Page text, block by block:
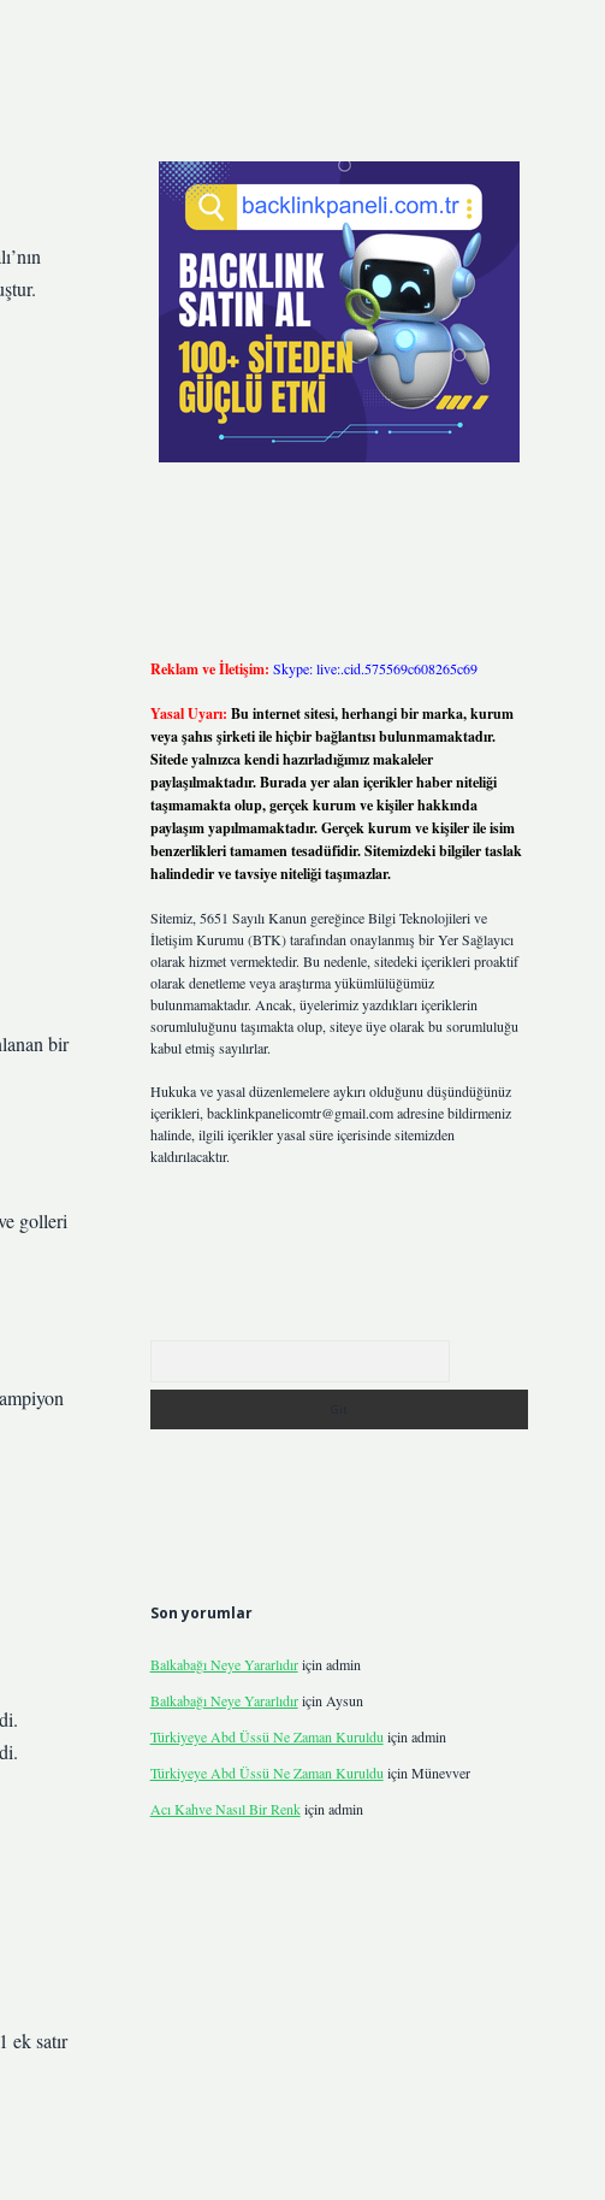
bir
golleri
ek satır
Reklam ve İletişim: Skype: live:.cid.575569c608265c69
Yasal Uyarı: Bu internet sitesi, herhangi bir marka, kurum
veya şahıs şirketi ile hiçbir bağlantısı bulunmamaktadır.
Sitede yalnızca kendi hazırladığımız makaleler
paylaşılmaktadır. Burada yer alan içerikler haber niteliği
taşımamakta olup, gerçek kurum ve kişiler hakkında
paylaşım yapılmamaktadır. Gerçek kurum ve kişiler ile isim
benzerlikleri tamamen tesadüfidir. Sitemizdeki bilgiler taslak
halindedir ve tavsiye niteliği taşımazlar.
Sitemiz, 5651 Sayılı Kanun gereğince Bilgi Teknolojileri ve
İletişim Kurumu (BTK) tarafından onaylanmış bir Yer Sağlayıcı
olarak hizmet vermektedir. Bu nedenle, sitedeki içerikleri proaktif
olarak denetleme veya araştırma yükümlülüğümüz
bulunmamaktadır. Ancak, üyelerimiz yazdıkları içeriklerin
sorumluluğunu taşımakta olup, siteye üye olarak bu sorumluluğu
kabul etmiş sayılırlar.
Hukuka ve yasal düzenlemelere aykırı olduğunu düşündüğünüz
içerikleri, backlinkpanelicomtr@gmail.comadresine bildirmeniz
halinde, ilgili içerikler yasal süre içerisinde sitemizden
kaldırılacaktır.
Son yorumlar
Balkabağı Neye Yararlıdıriçin admin
Balkabağı Neye Yararlıdıriçin Aysun
Türkiyeye Abd Üssü Ne Zaman Kuruldu için admin
Türkiyeye Abd Üssü Ne Zaman Kuruldu için Münevver
Acı Kahve Nasıl Bir Renkiçin admin